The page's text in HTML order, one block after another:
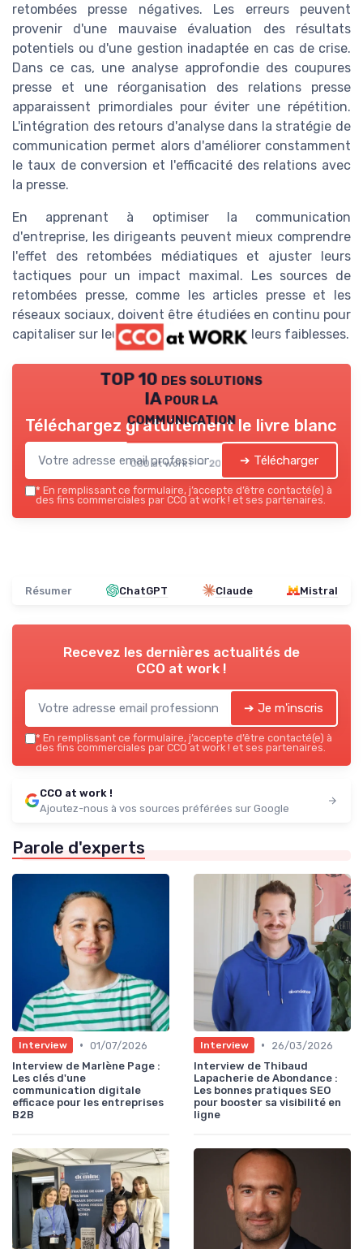
retombées presse négatives. Les erreurs peuvent
provenir d'une mauvaise évaluation des résultats
potentiels ou d'une gestion inadaptée en cas de crise.
Dans ce cas, une analyse approfondie des coupures
presse et une réorganisation des relations presse
apparaissent primordiales pour éviter une répétition.
L'intégration des retours d'analyse dans la stratégie de
communication permet alors d'améliorer constamment
le taux de conversion et l'efficacité des relations avec
la presse.
En apprenant à optimiser la communication
d'entreprise, les dirigeants peuvent mieux comprendre
l'effet des retombées médiatiques et ajuster leurs
tactiques pour un impact maximal. Les sources de
retombées presse, comme les articles presse et les
réseaux sociaux, doivent être étudiées en continu pour
capitaliser sur leurs forces et atténuer leurs faiblesses.
TOP 10 des solutions
IA pour la
communication
CCO at work ! — 2026
Téléchargez gratuitement le livre blanc
➔ Télécharger
* En remplissant ce formulaire, j’accepte d’être contacté(e) à
des fins commerciales par CCO at work ! et ses partenaires.
Résumer ChatGPT Claude Mistral
Recevez les dernières actualités de
CCO at work !
➔ Je m'inscris
* En remplissant ce formulaire, j’accepte d’être contacté(e) à
des fins commerciales par CCO at work ! et ses partenaires.
CCO at work !
Ajoutez-nous à vos sources préférées sur Google
Parole d'experts
Interview • 01/07/2026
Interview de Marlène Page :
Les clés d'une
communication digitale
efficace pour les entreprises
B2B
Interview •
26/03/2026
Interview de Thibaud
Lapacherie de Abondance :
Les bonnes pratiques SEO
pour booster sa visibilité en
ligne